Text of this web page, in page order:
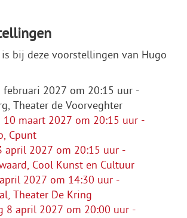
bij deze voorstellingen van Hugo
2027 om 20:15 uur -
Theater de Voorveghter
10 maart 2027 om 20:15 uur -
Cpunt
april 2027 om 20:15 uur -
Cool Kunst en Cultuur
2027 om 14:30 uur -
Theater De Kring
8 april 2027 om 20:00 uur -